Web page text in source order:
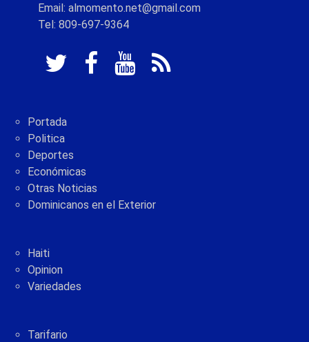
Email: almomento.net@gmail.com
Tel: 809-697-9364
Portada
Politica
Deportes
Económicas
Otras Noticias
Dominicanos en el Exterior
Haiti
Opinion
Variedades
Tarifario